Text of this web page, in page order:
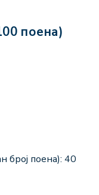
поена)
број поена): 40